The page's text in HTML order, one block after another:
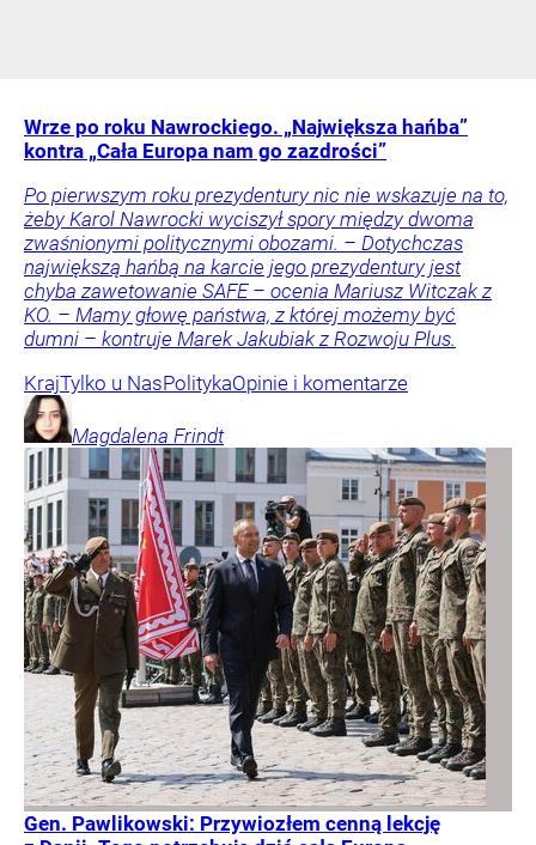
Wrze po roku Nawrockiego. „Największa hańba”
kontra „Cała Europa nam go zazdrości”
Po pierwszym roku prezydentury nic nie wskazuje na to,
żeby Karol Nawrocki wyciszył spory między dwoma
zwaśnionymi politycznymi obozami. – Dotychczas
największą hańbą na karcie jego prezydentury jest
chyba zawetowanie SAFE – ocenia Mariusz Witczak z
KO. – Mamy głowę państwa, z której możemy być
dumni – kontruje Marek Jakubiak z Rozwoju Plus.
KrajTylko u NasPolitykaOpinie i komentarze
Magdalena Frindt
Gen. Pawlikowski: Przywiozłem cenną lekcję